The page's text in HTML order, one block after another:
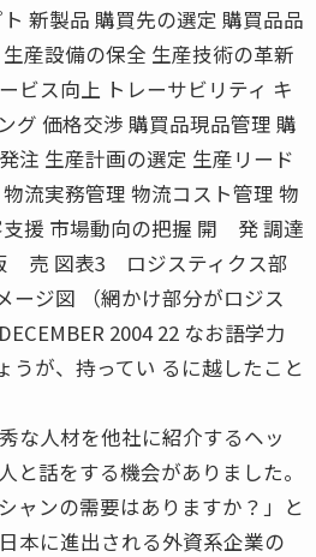
新製品 購買先の選定 購買品品
産設備の保全 生産技術の革新
ビス向上 トレーサビリティ キ
グ 価格交渉 購買品現品管理 購
注 生産計画の選定 生産リード
流実務管理 物流コスト管理 物
援 市場動向の把握 開 発 調達
売 図表3 ロジスティクス部
ージ図 （網かけ部分がロジス
2004 22 なお語学力
うが、持ってい るに越したこと
な人材を他社に紹介するヘッ
と話をする機会がありました。
ャンの需要はありますか？」と
本に進出される外資系企業の